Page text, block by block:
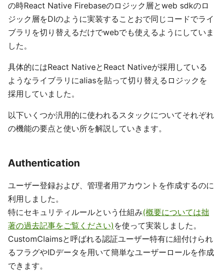
の時React Native Firebaseのロジック層とweb sdkのロ
ジック層をDIのように実装することおで同じコードでライ
ブラリを切り替えるだけでwebでも使えるようにしていま
した。
具体的にはReact NativeとReact Nativeが採用している
ようなライブラリにaliasを貼って切り替えるロジックを
採用していました。
以下いくつか汎用的に使われるスタックについてそれぞれ
の機能の要点と使い所を解説していきます。
Authentication
ユーザー登録および、管理者用アカウントを作成するのに
利用しました。
特にセキュリティルールという仕組み(概要については拙
著の過去記事をご覧ください) を使って実装しました。
CustomClaimsと呼ばれる認証ユーザー特有に紐付けられ
るフラグやIDデータを用いて簡単なユーザーロールを作成
できます。